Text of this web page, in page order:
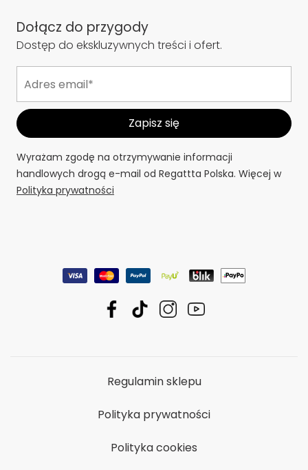
Dołącz do przygody
Dostęp do ekskluzywnych treści i ofert.
Wyrażam zgodę na otrzymywanie informacji
handlowych drogą e-mail od Regattta Polska. Więcej w
Polityka prywatności
Regulamin sklepu
Polityka prywatności
Polityka cookies